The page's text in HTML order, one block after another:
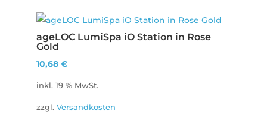
ageLOC LumiSpa iO Station in Rose
Gold
10,68 €
inkl. 19 % MwSt.
zzgl. Versandkosten